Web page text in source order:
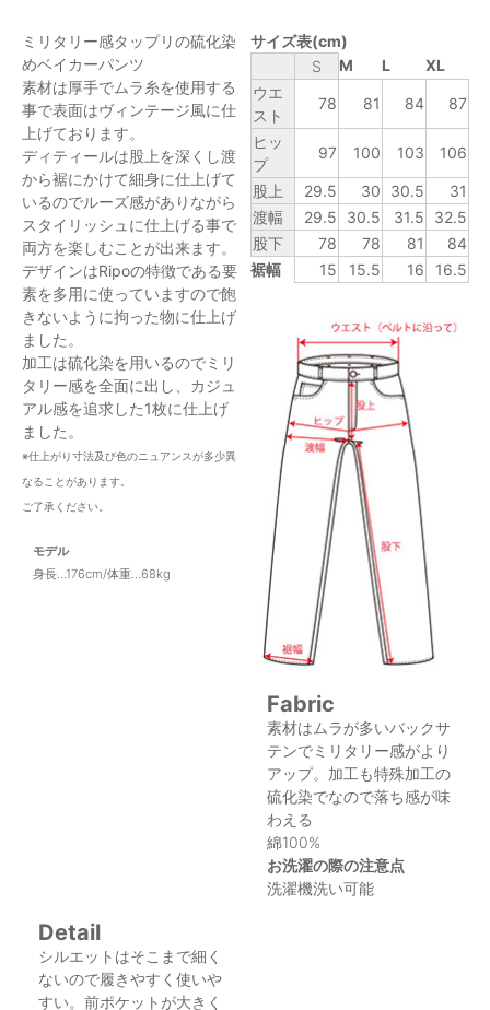
ミリタリー感タップリの硫化染
めベイカーパンツ
素材は厚手でムラ糸を使用する
事で表面はヴィンテージ風に仕
上げております。
ディティールは股上を深くし渡
から裾にかけて細身に仕上げて
いるのでルーズ感がありながら
スタイリッシュに仕上げる事で
両方を楽しむことが出来ます。
デザインはRipoの特徴である要
素を多用に使っていますので飽
きないように拘った物に仕上げ
ました。
加工は硫化染を用いるのでミリ
タリー感を全面に出し、カジュ
アル感を追求した1枚に仕上げ
ました。
※仕上がり寸法及び色のニュアンスが多少異
なることがあります。
ご了承ください。
モデル
身長…176cm/体重…68kg
サイズ表(cm)
S
M L
XL
ウエ
スト
78 81 84 87
ヒッ
プ
97 100 103 106
股上 29.5 30 30.5
31
渡幅
29.5 30.5 31.5
32.5
股下
78 78 81
84
裾幅
15 15.5 16 16.5
Fabric
素材はムラが多いバックサ
テンでミリタリー感がより
アップ。加工も特殊加工の
硫化染でなので落ち感が味
わえる
綿100%
お洗濯の際の注意点
洗濯機洗い可能
Detail
シルエットはそこまで細く
ないので履きやすく使いや
すい。前ポケットが大きく